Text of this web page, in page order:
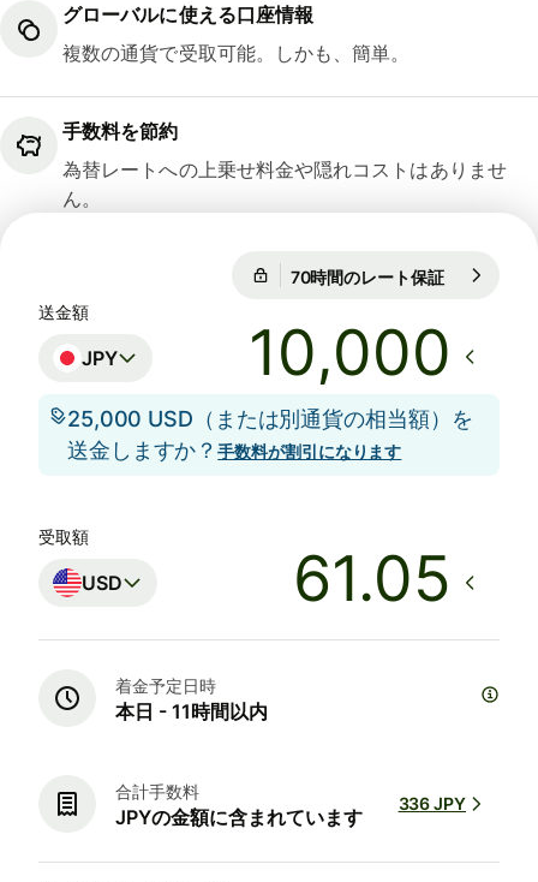
グローバルに使える口座情報
複数の通貨で受取可能。しかも、簡単。
手数料を節約
為替レートへの上乗せ料金や隠れコストはありませ
ん。
70時間のレート保証
送金額
JPY
25,000 USD（または別通貨の相当額）を
送金しますか？手数料が割引になります
受取額
USD
着金予定日時
本日 - 11時間以内
合計手数料
JPYの金額に含まれています
336 JPY